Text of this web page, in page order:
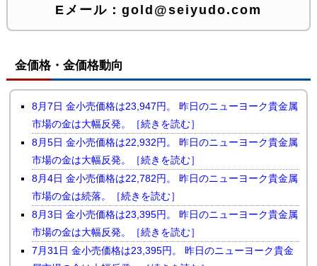
Eメール： gold@seiyudo.com
金価格・金価格動向
8月7日 金小売価格は23,947円。 昨日のニューヨーク貴金属
市場の金は大幅反発。［続きを読む］
8月5日 金小売価格は22,932円。 昨日のニューヨーク貴金属
市場の金は大幅反発。［続きを読む］
8月4日 金小売価格は22,782円。 昨日のニューヨーク貴金属
市場の金は続落。［続きを読む］
8月3日 金小売価格は23,395円。 昨日のニューヨーク貴金属
市場の金は大幅反発。［続きを読む］
7月31日 金小売価格は23,395円。 昨日のニューヨーク貴金